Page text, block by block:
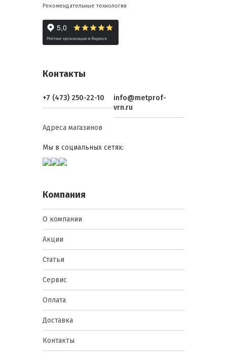
Рекомендательные технологии
Контакты
+7 (473) 250-22-10
info@metprof-
vrn.ru
Адреса магазинов
Мы в социальных сетях:
Компания
О компании
Акции
Статьи
Сервис
Оплата
Доставка
Контакты